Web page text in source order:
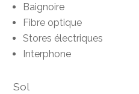
Baignoire
Fibre optique
Stores électriques
Interphone
Sol